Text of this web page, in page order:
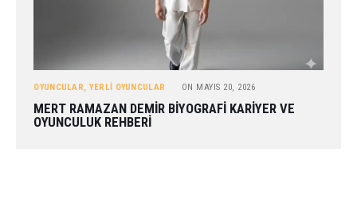
OYUNCULAR, YERLI OYUNCULAR ON MAYIS 20, 2026
MERT RAMAZAN DEMIR BIYOGRAFI KARIYER VE
OYUNCULUK REHBERI